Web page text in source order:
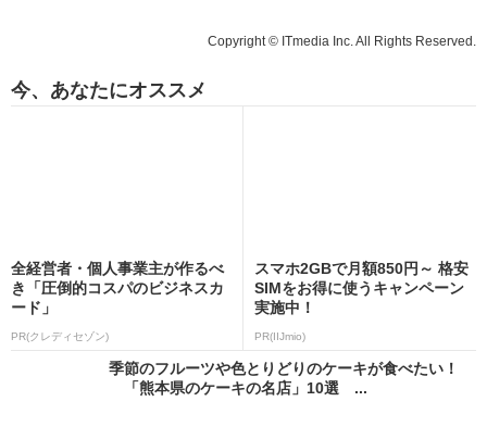
Copyright © ITmedia Inc. All Rights Reserved.
今、あなたにオススメ
全経営者・個人事業主が作るべ
き「圧倒的コスパのビジネスカ
ード」
PR(クレディセゾン)
スマホ2GBで月額850円～ 格安
SIMをお得に使うキャンペーン
実施中！
PR(IIJmio)
季節のフルーツや色とりどりのケーキが食べたい！
「熊本県のケーキの名店」10選 ...